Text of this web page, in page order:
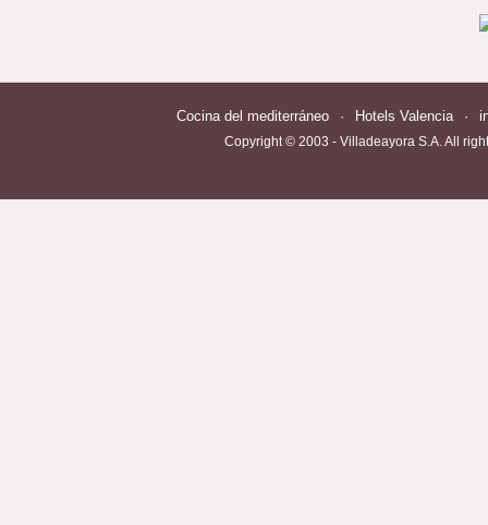
Cocina del mediterráneo · Hotels Valencia ·
Copyright © 2003 - Villadeayora S.A. All